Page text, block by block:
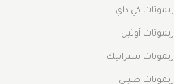
ريموتات كي داي
ريموتات أوتيل
ريموتات ستراتيك
ريموتات صيني